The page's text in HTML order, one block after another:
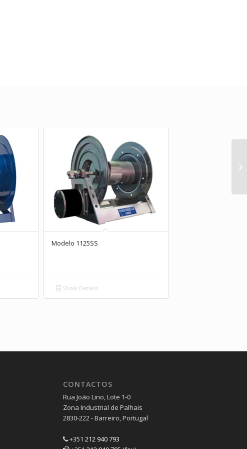
Modelo 1125SS
Show Details
CONTACTOS
Rua João Lino, Lote 1-0
Zona Industrial de Palhais
2830-222 - Barreiro, Portugal
+351 212 940 793